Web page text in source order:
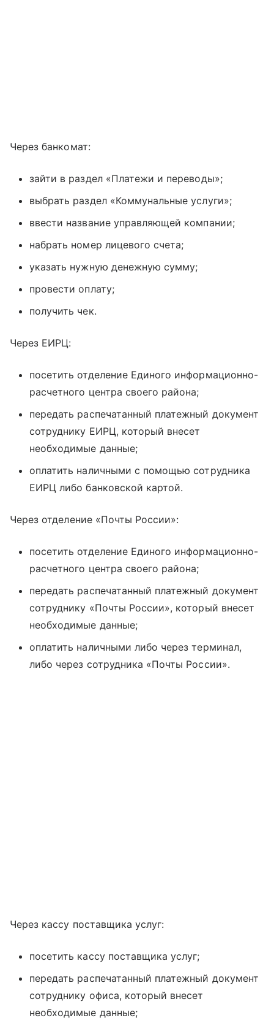
Через банкомат:
зайти в раздел «Платежи и переводы»;
выбрать раздел «Коммунальные услуги»;
ввести название управляющей компании;
набрать номер лицевого счета;
указать нужную денежную сумму;
провести оплату;
получить чек.
Через ЕИРЦ:
посетить отделение Единого информационно-
расчетного центра своего района;
передать распечатанный платежный документ
сотруднику ЕИРЦ, который внесет
необходимые данные;
оплатить наличными с помощью сотрудника
ЕИРЦ либо банковской картой.
Через отделение «Почты России»:
посетить отделение Единого информационно-
расчетного центра своего района;
передать распечатанный платежный документ
сотруднику «Почты России», который внесет
необходимые данные;
оплатить наличными либо через терминал,
либо через сотрудника «Почты России».
Через кассу поставщика услуг:
посетить кассу поставщика услуг;
передать распечатанный платежный документ
сотруднику офиса, который внесет
необходимые данные;